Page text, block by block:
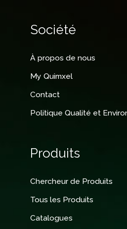
Société
À propos de nous
My Quimxel
Contact
Politique Qualité et
Produits
Chercheur de Produits
Tous les Produits
Catalogues